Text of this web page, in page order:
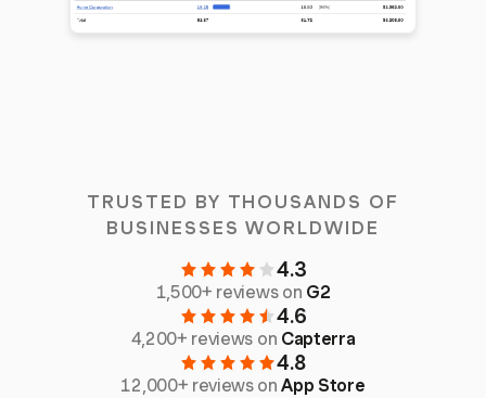
TRUSTED BY THOUSANDS OF
BUSINESSES WORLDWIDE
4.3
1,500+ reviews on G2
4.6
4,200+ reviews on Capterra
4.8
12,000+ reviews onApp Store